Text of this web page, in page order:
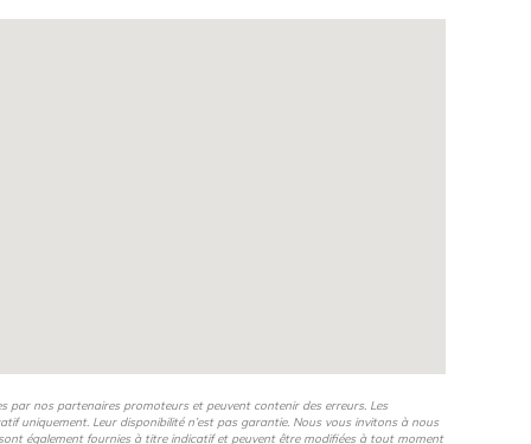
par nos partenaires promoteurs et peuvent contenir des erreurs. Les
uniquement. Leur disponibilité n’est pas garantie. Nous vous invitons à nous
également fournies à titre indicatif et peuvent être modifiées à tout moment